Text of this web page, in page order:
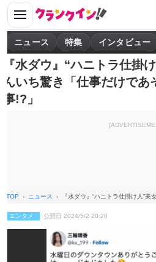
ニュース 特集 インタビュー
『水ダウ』“ハニトラ仕掛
んいち驚き「仕事だけであ
事!?」
TOP ニュース 『水ダウ』“ハニトラ仕掛け人”
エンタメ 公開日 2024/5/2 20:20